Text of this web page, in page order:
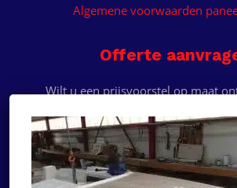
Algemene voorwaarden
Offerte
Wilt u een prijsvoorstel op maat
vrijblijvende offerte
Offerte aanvragen
Deze website maakt
gebruik van cookies.